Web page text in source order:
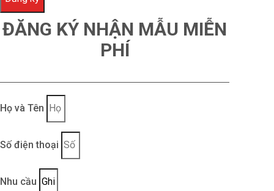
ĐĂNG KÝ NHẬN MẪU MIỄN
PHÍ
Họ và Tên
Số điện thoại
Nhu cầu